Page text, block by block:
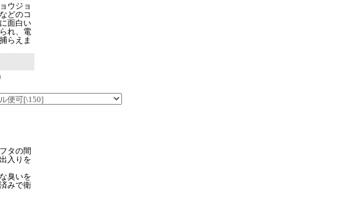
ウジョ
どのコ
面白い
れ、電
らえま
タの間
入りを
臭いを
みで衛